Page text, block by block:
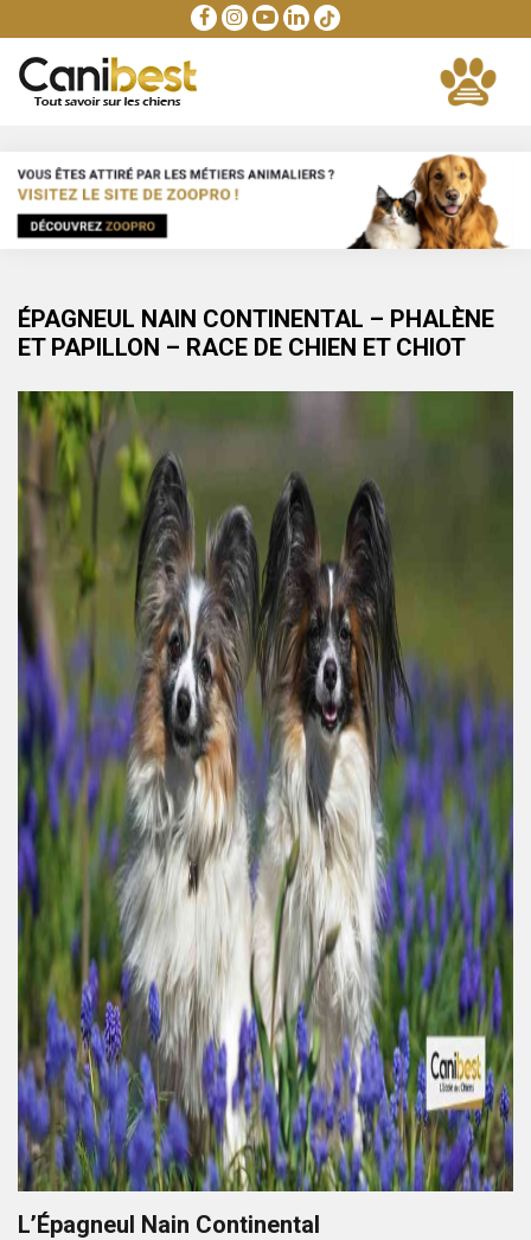
ÉPAGNEUL NAIN CONTINENTAL – PHALÈNE
ET PAPILLON – RACE DE CHIEN ET CHIOT
L’Épagneul Nain Continental